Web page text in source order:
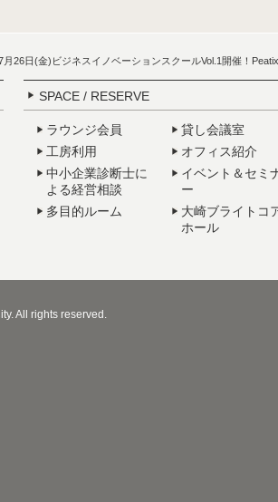
26日(金)ビジネスイノベーションスクールVol.1開催！
SPACE / RESERVE
ラウンジ会員
工房利用
中小企業診断士に
よる経営相談
多目的ルーム
貸し会議室
オフィス紹介
イベント＆セミ
ー
大崎ブライトコ
ホール
All rights reserved.